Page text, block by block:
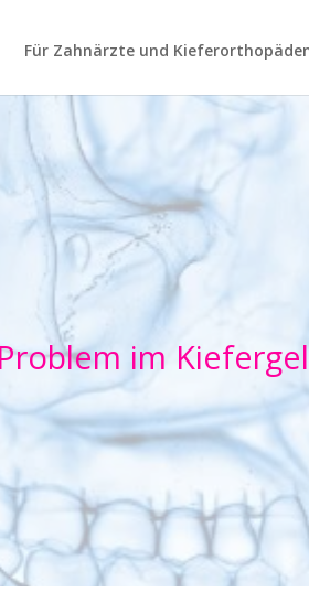
Für Zahnärzte und
im